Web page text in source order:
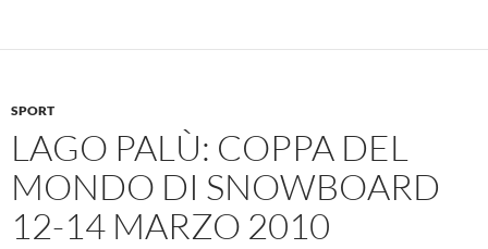
b
o
k
s
A
g
vi
SPORT
LAGO PALÙ: COPPA DEL
MONDO DI SNOWBOARD
12-14 MARZO 2010